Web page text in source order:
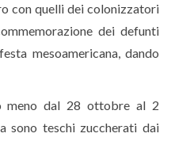
con quelli dei colonizzatori
dei defunti
mesoamericana, dando
meno dal 28 ottobre al 2
sono teschi zuccherati dai